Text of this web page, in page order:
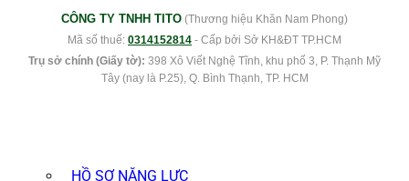
CÔNG TY TNHH TITO (Thương hiệu Khăn Nam Phong)
Mã số thuế: 0314152814 - Cấp bởi Sở KH&ĐT TP.HCM
Trụ sở chính (Giấy tờ): 398 Xô Viết Nghệ Tĩnh, khu phố 3, P. Thạnh Mỹ
Tây (nay là P.25), Q. Bình Thạnh, TP. HCM
HỒ SƠ NĂNG LỰC